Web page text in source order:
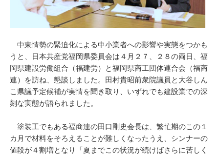
中東情勢の緊迫化による中小業者への影響や実態をつかも
うと、日本共産党福岡県委員会は４月２７、２８の両日、福
岡県建設労働組合（福建労）と福岡県商工団体連合会（福商
連）を訪ね、懇談しました。田村貴昭前衆院議員と大谷しん
こ県議予定候補が実情を聞き取り、いずれでも建設業での深
刻な実態が語られました。
塗装工でもある福商連の田口剛史会長は、繁忙期のこの１
カ月で材料をそろえることが難しくなったうえ、シンナーの
値段が４割増となり「夏までこの状況が続けばさらに苦しく